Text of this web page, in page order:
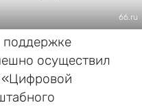
66.ru
осуществил
«Цифровой